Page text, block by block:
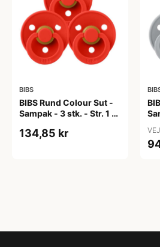
BIBS
BIBS Rund Colour Sut -
Sampak - 3 stk. - Str. 1 -
134,85 kr